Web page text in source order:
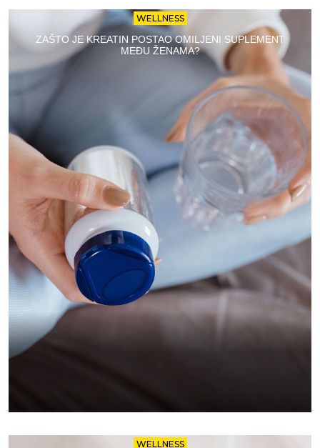
WELLNESS
ZAŠTO JE KREATIN POSTAO OMILJENI SUPLEMENT
MEĐU ŽENAMA?
WELLNESS